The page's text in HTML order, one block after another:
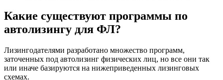
Какие существуют программы по
автолизингу для ФЛ?
Лизингодателями разработано множество программ,
заточенных под автолизинг физических лиц, но все они так
или иначе базируются на нижеприведенных лизинговых
схемах.